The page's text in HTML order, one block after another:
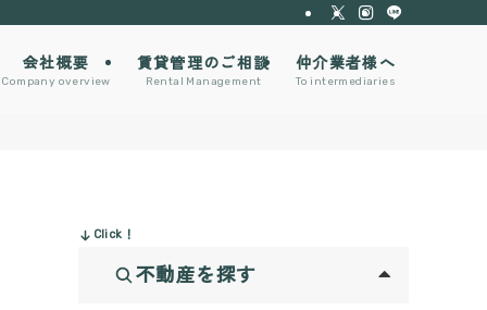
会社概要
Company overview
賃貸管理のご相談
Rental Management
仲介業者様へ
To intermediaries
Click！
不動産を探す